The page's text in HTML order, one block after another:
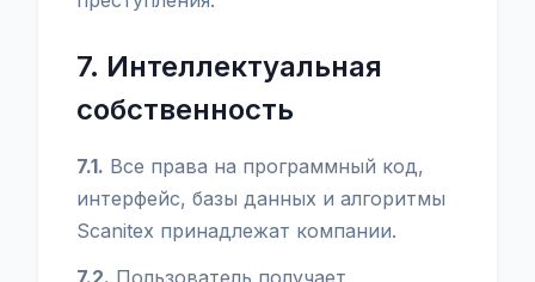
7. Интеллектуальная
собственность
7.1. Все права на программный код,
интерфейс, базы данных и алгоритмы
Scanitex принадлежат компании.
7.2. Пользователь получает